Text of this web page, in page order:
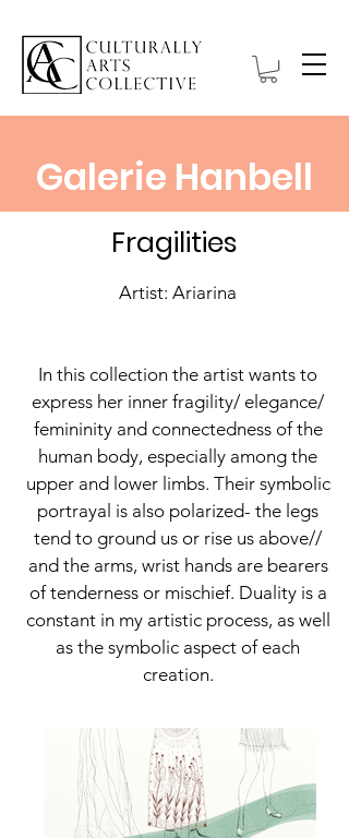
Galerie Hanbell
Fragilities
Artist: Ariarina
In this collection the artist wants to
express her inner fragility/ elegance/
femininity and connectedness of the
human body, especially among the
upper and lower limbs. Their symbolic
portrayal is also polarized- the legs
tend to ground us or rise us above//
and the arms, wrist hands are bearers
of tenderness or mischief. Duality is a
constant in my artistic process, as well
as the symbolic aspect of each
creation.